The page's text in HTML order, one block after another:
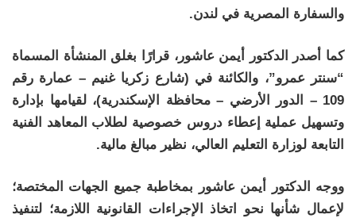
والسفارة المصرية في لندن.
كما أصدر الدكتور أيمن عاشور، قرارًا بغلق المنشأة المسماة
“سنتر عمرو”، والكائنة في (شارع زكريا غنيم – عمارة رقم
109 – الدور الأرضي – محافظة الإسكندرية)، لقيامها بإدارة
وتسهيل عملية إعطاء دروس خصوصية لطلاب المعاهد الفنية
التابعة لوزارة التعليم العالي، نظير مبالغ مالية.
ووجه الدكتور أيمن عاشور بمخاطبة جميع الجهات المختصة؛
لإعمال شأنها نحو اتخاذ الإجراءات القانونية اللازمة؛ لتنفيذ